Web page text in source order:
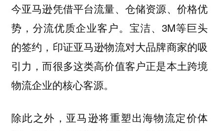
今亚马逊凭借平台流量、仓储资源、价格优
势，分流优质企业客户。宝洁、3M等巨头
的签约，印证亚马逊物流对大品牌商家的吸
引力，而很多这类高价值客户正是本土跨境
物流企业的核心客源。
除此之外，亚马逊将重塑出海物流定价体